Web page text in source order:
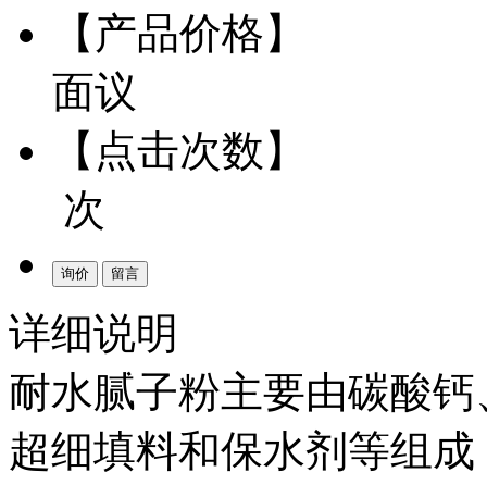
【产品价格】
面议
【点击次数】
次
询价 留言
详细说明
耐水腻子粉主要由碳酸
超细填料和保水剂等组